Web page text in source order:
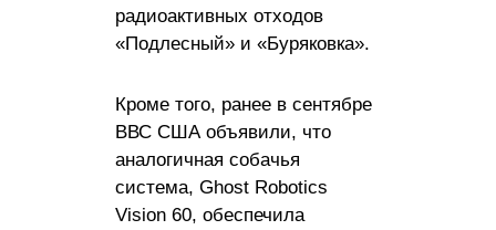
радиоактивных отходов
«Подлесный» и «Буряковка».
Кроме того, ранее в сентябре
ВВС США объявили, что
аналогичная собачья
система, Ghost Robotics
Vision 60, обеспечила